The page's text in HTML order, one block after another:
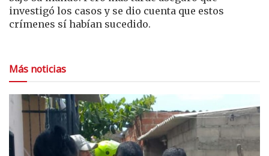
investigó los casos y se dio cuenta que estos
crímenes sí habían sucedido.
Más noticias